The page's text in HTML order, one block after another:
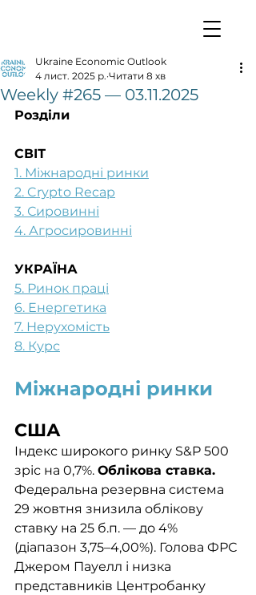
Weekly #265 — 03.11.2025
Ukraine Economic Outlook
4 лист. 2025 р. Читати 8 хв
Розділи
СВІТ
1. Міжнародні ринки
2. Crypto Recap
3. Сировинні
4. Агросировинні
УКРАЇНА
5. Ринок праці
6. Енергетика
7. Нерухомість
8. Курс
Міжнародні ринки
США
Індекс широкого ринку S&P 500
зріс на 0,7%. Облікова ставка.
Федеральна резервна система
29 жовтня знизила облікову
ставку на 25 б.п. — до 4%
(діапазон 3,75–4,00%). Голова ФРС
Джером Пауелл і низка
представників Центробанку